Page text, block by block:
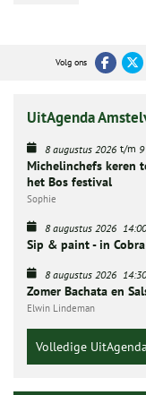
Volg ons
UitAgenda
8 augustus 2026 t/m
Michelinchefs keren
het Bos festival
Sophie
8 augustus 2026 14:00
Sip & paint - in Cobra
8 augustus 2026 14:30
Zomer Bachata en
Elwin Lindeman
Volledige UitAgenda